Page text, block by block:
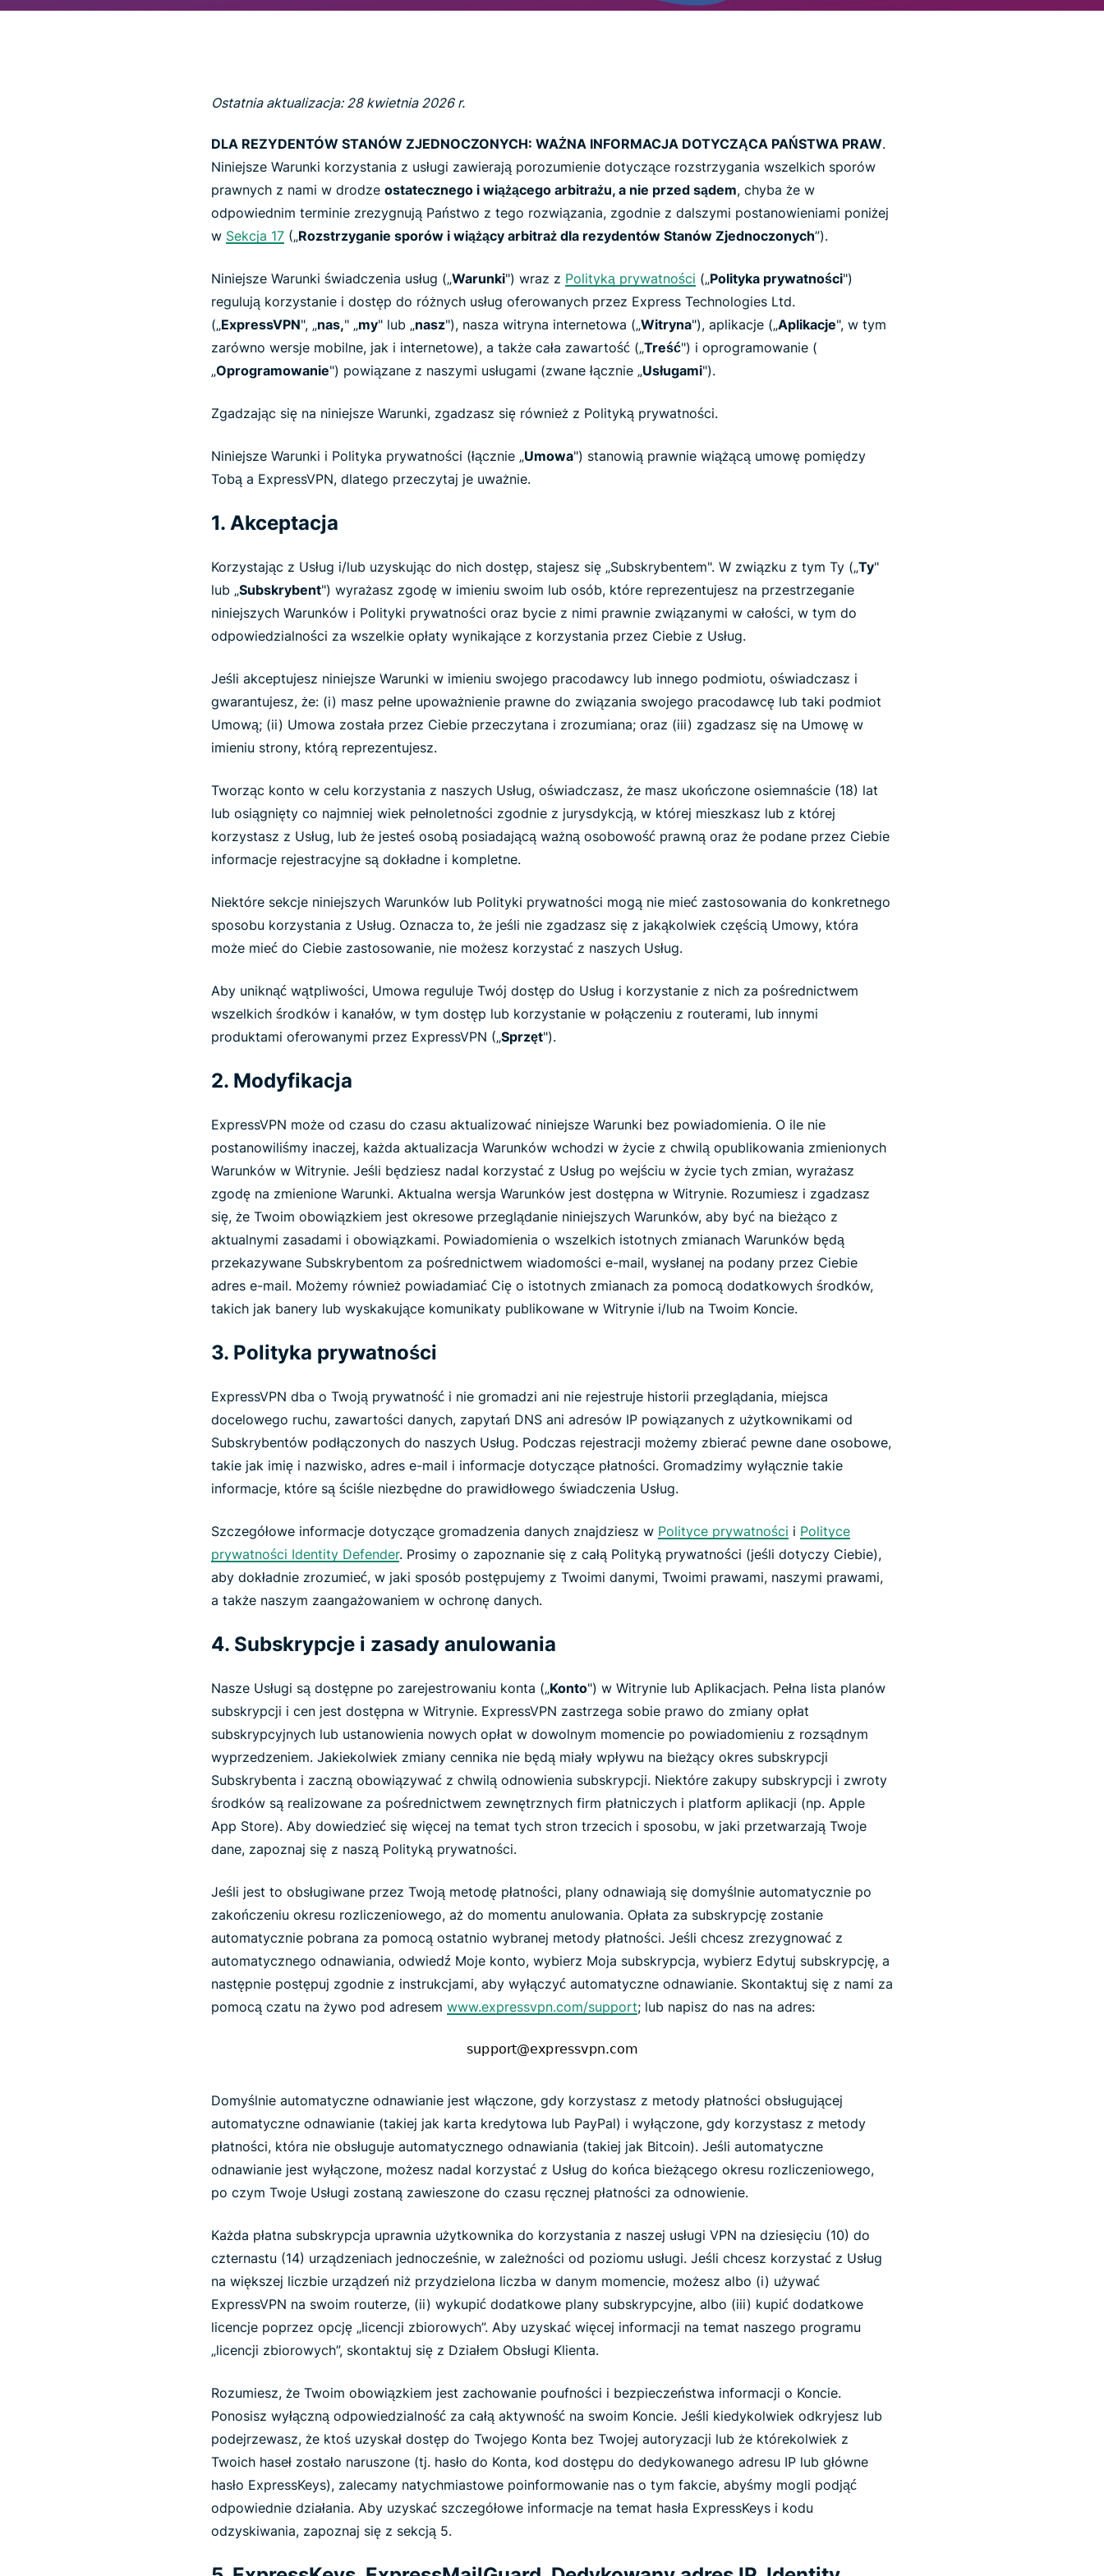
narzędzi do
ochrony
tożsamości,
monitorowania
danych
Ostatnia aktualizacja: 28 kwietnia 2026 r.
DLA REZYDENTÓW STANÓW ZJEDNOCZONYCH: WAŻNA INFORMACJA DOTYCZĄCA PAŃSTWA PRAW.
Niniejsze Warunki korzystania z usługi zawierają porozumienie dotyczące rozstrzygania wszelkich sporów
prawnych z nami w drodze ostatecznego i wiążącego arbitrażu, a nie przed sądem, chyba że w
odpowiednim terminie zrezygnują Państwo z tego rozwiązania, zgodnie z dalszymi postanowieniami poniżej
w Sekcja 17 („Rozstrzyganie sporów i wiążący arbitraż dla rezydentów Stanów Zjednoczonych”).
Niniejsze Warunki świadczenia usług („Warunki") wraz z Polityką prywatności („Polityka prywatności")
regulują korzystanie i dostęp do różnych usług oferowanych przez Express Technologies Ltd.
(„ExpressVPN", „nas," „my" lub „nasz"), nasza witryna internetowa („Witryna"), aplikacje („Aplikacje", w tym
zarówno wersje mobilne, jak i internetowe), a także cała zawartość („Treść") i oprogramowanie (
„Oprogramowanie") powiązane z naszymi usługami (zwane łącznie „Usługami").
Zgadzając się na niniejsze Warunki, zgadzasz się również z Polityką prywatności.
Niniejsze Warunki i Polityka prywatności (łącznie „Umowa") stanowią prawnie wiążącą umowę pomiędzy
Tobą a ExpressVPN, dlatego przeczytaj je uważnie.
1. Akceptacja
Korzystając z Usług i/lub uzyskując do nich dostęp, stajesz się „Subskrybentem". W związku z tym Ty („Ty"
lub „Subskrybent") wyrażasz zgodę w imieniu swoim lub osób, które reprezentujesz na przestrzeganie
niniejszych Warunków i Polityki prywatności oraz bycie z nimi prawnie związanymi w całości, w tym do
odpowiedzialności za wszelkie opłaty wynikające z korzystania przez Ciebie z Usług.
Jeśli akceptujesz niniejsze Warunki w imieniu swojego pracodawcy lub innego podmiotu, oświadczasz i
gwarantujesz, że: (i) masz pełne upoważnienie prawne do związania swojego pracodawcę lub taki podmiot
Umową; (ii) Umowa została przez Ciebie przeczytana i zrozumiana; oraz (iii) zgadzasz się na Umowę w
imieniu strony, którą reprezentujesz.
Tworząc konto w celu korzystania z naszych Usług, oświadczasz, że masz ukończone osiemnaście (18) lat
lub osiągnięty co najmniej wiek pełnoletności zgodnie z jurysdykcją, w której mieszkasz lub z której
korzystasz z Usług, lub że jesteś osobą posiadającą ważną osobowość prawną oraz że podane przez Ciebie
informacje rejestracyjne są dokładne i kompletne.
Niektóre sekcje niniejszych Warunków lub Polityki prywatności mogą nie mieć zastosowania do konkretnego
sposobu korzystania z Usług. Oznacza to, że jeśli nie zgadzasz się z jakąkolwiek częścią Umowy, która
może mieć do Ciebie zastosowanie, nie możesz korzystać z naszych Usług.
Aby uniknąć wątpliwości, Umowa reguluje Twój dostęp do Usług i korzystanie z nich za pośrednictwem
wszelkich środków i kanałów, w tym dostęp lub korzystanie w połączeniu z routerami, lub innymi
produktami oferowanymi przez ExpressVPN („Sprzęt").
2. Modyfikacja
ExpressVPN może od czasu do czasu aktualizować niniejsze Warunki bez powiadomienia. O ile nie
postanowiliśmy inaczej, każda aktualizacja Warunków wchodzi w życie z chwilą opublikowania zmienionych
Warunków w Witrynie. Jeśli będziesz nadal korzystać z Usług po wejściu w życie tych zmian, wyrażasz
zgodę na zmienione Warunki. Aktualna wersja Warunków jest dostępna w Witrynie. Rozumiesz i zgadzasz
się, że Twoim obowiązkiem jest okresowe przeglądanie niniejszych Warunków, aby być na bieżąco z
aktualnymi zasadami i obowiązkami. Powiadomienia o wszelkich istotnych zmianach Warunków będą
przekazywane Subskrybentom za pośrednictwem wiadomości e-mail, wysłanej na podany przez Ciebie
adres e-mail. Możemy również powiadamiać Cię o istotnych zmianach za pomocą dodatkowych środków,
takich jak banery lub wyskakujące komunikaty publikowane w Witrynie i/lub na Twoim Koncie.
3. Polityka prywatności
ExpressVPN dba o Twoją prywatność i nie gromadzi ani nie rejestruje historii przeglądania, miejsca
docelowego ruchu, zawartości danych, zapytań DNS ani adresów IP powiązanych z użytkownikami od
Subskrybentów podłączonych do naszych Usług. Podczas rejestracji możemy zbierać pewne dane osobowe,
takie jak imię i nazwisko, adres e-mail i informacje dotyczące płatności. Gromadzimy wyłącznie takie
informacje, które są ściśle niezbędne do prawidłowego świadczenia Usług.
Szczegółowe informacje dotyczące gromadzenia danych znajdziesz w Polityce prywatności i Polityce
prywatności Identity Defender. Prosimy o zapoznanie się z całą Polityką prywatności (jeśli dotyczy Ciebie),
aby dokładnie zrozumieć, w jaki sposób postępujemy z Twoimi danymi, Twoimi prawami, naszymi prawami,
a także naszym zaangażowaniem w ochronę danych.
4. Subskrypcje i zasady anulowania
Nasze Usługi są dostępne po zarejestrowaniu konta („Konto") w Witrynie lub Aplikacjach. Pełna lista planów
subskrypcji i cen jest dostępna w Witrynie. ExpressVPN zastrzega sobie prawo do zmiany opłat
subskrypcyjnych lub ustanowienia nowych opłat w dowolnym momencie po powiadomieniu z rozsądnym
wyprzedzeniem. Jakiekolwiek zmiany cennika nie będą miały wpływu na bieżący okres subskrypcji
Subskrybenta i zaczną obowiązywać z chwilą odnowienia subskrypcji. Niektóre zakupy subskrypcji i zwroty
środków są realizowane za pośrednictwem zewnętrznych firm płatniczych i platform aplikacji (np. Apple
App Store). Aby dowiedzieć się więcej na temat tych stron trzecich i sposobu, w jaki przetwarzają Twoje
dane, zapoznaj się z naszą Polityką prywatności.
Jeśli jest to obsługiwane przez Twoją metodę płatności, plany odnawiają się domyślnie automatycznie po
zakończeniu okresu rozliczeniowego, aż do momentu anulowania. Opłata za subskrypcję zostanie
automatycznie pobrana za pomocą ostatnio wybranej metody płatności. Jeśli chcesz zrezygnować z
automatycznego odnawiania, odwiedź Moje konto, wybierz Moja subskrypcja, wybierz Edytuj subskrypcję, a
następnie postępuj zgodnie z instrukcjami, aby wyłączyć automatyczne odnawianie. Skontaktuj się z nami za
pomocą czatu na żywo pod adresem www.expressvpn.com/support; lub napisz do nas na adres:
Domyślnie automatyczne odnawianie jest włączone, gdy korzystasz z metody płatności obsługującej
automatyczne odnawianie (takiej jak karta kredytowa lub PayPal) i wyłączone, gdy korzystasz z metody
płatności, która nie obsługuje automatycznego odnawiania (takiej jak Bitcoin). Jeśli automatyczne
odnawianie jest wyłączone, możesz nadal korzystać z Usług do końca bieżącego okresu rozliczeniowego,
po czym Twoje Usługi zostaną zawieszone do czasu ręcznej płatności za odnowienie.
Każda płatna subskrypcja uprawnia użytkownika do korzystania z naszej usługi VPN na dziesięciu (10) do
czternastu (14) urządzeniach jednocześnie, w zależności od poziomu usługi. Jeśli chcesz korzystać z Usług
na większej liczbie urządzeń niż przydzielona liczba w danym momencie, możesz albo (i) używać
ExpressVPN na swoim routerze, (ii) wykupić dodatkowe plany subskrypcyjne, albo (iii) kupić dodatkowe
licencje poprzez opcję „licencji zbiorowych”. Aby uzyskać więcej informacji na temat naszego programu
„licencji zbiorowych”, skontaktuj się z Działem Obsługi Klienta.
Rozumiesz, że Twoim obowiązkiem jest zachowanie poufności i bezpieczeństwa informacji o Koncie.
Ponosisz wyłączną odpowiedzialność za całą aktywność na swoim Koncie. Jeśli kiedykolwiek odkryjesz lub
podejrzewasz, że ktoś uzyskał dostęp do Twojego Konta bez Twojej autoryzacji lub że którekolwiek z
Twoich haseł zostało naruszone (tj. hasło do Konta, kod dostępu do dedykowanego adresu IP lub główne
hasło ExpressKeys), zalecamy natychmiastowe poinformowanie nas o tym fakcie, abyśmy mogli podjąć
odpowiednie działania. Aby uzyskać szczegółowe informacje na temat hasła ExpressKeys i kodu
odzyskiwania, zapoznaj się z sekcją 5.